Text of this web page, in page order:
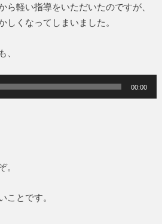
ら軽い指導をいただいたのですが、
しくなってしまいました。
、
00:00
。
ことです。